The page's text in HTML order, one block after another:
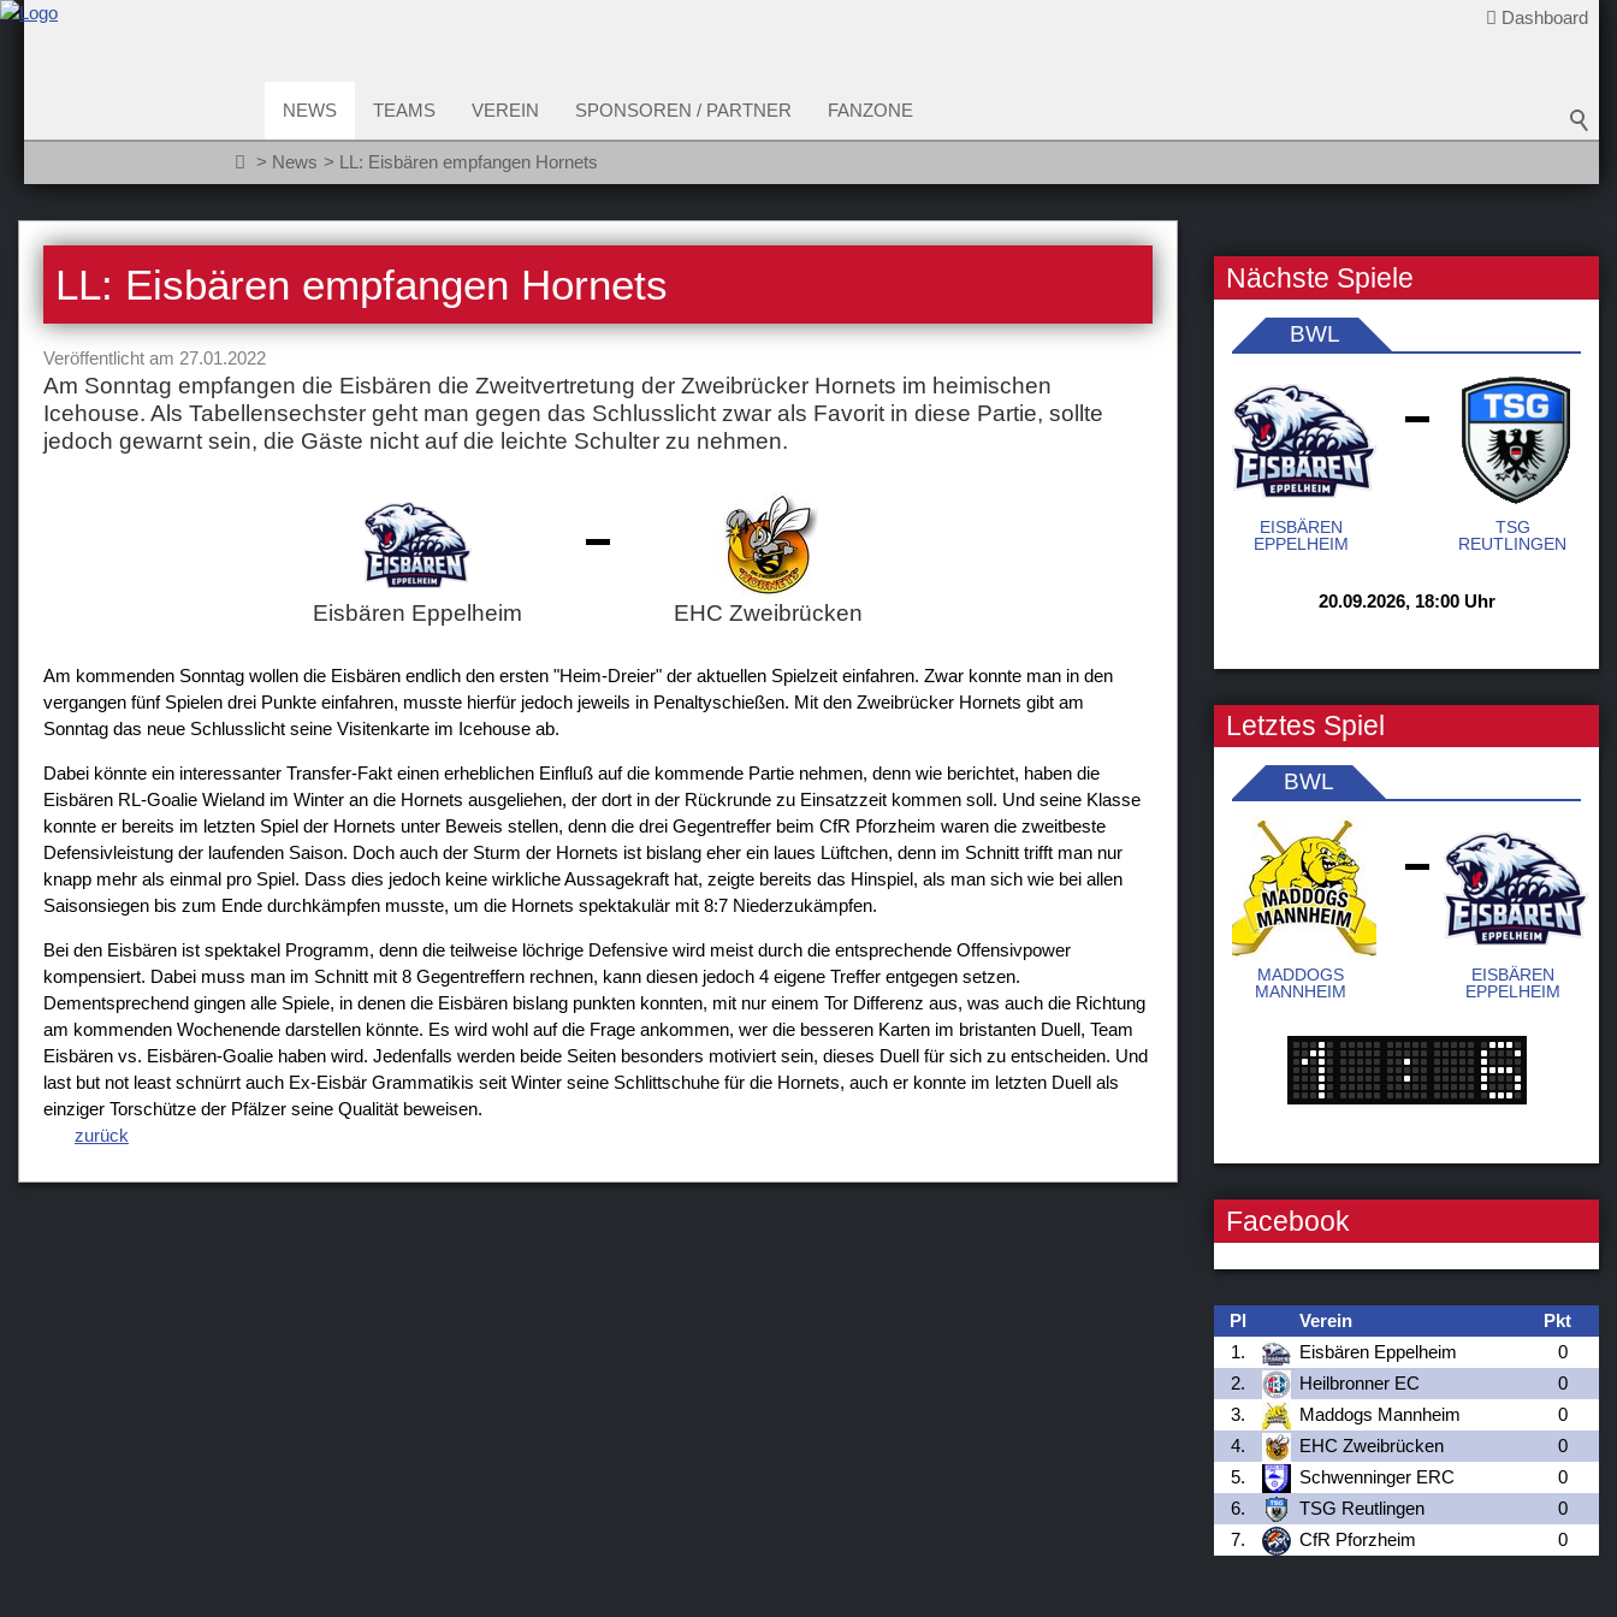
Dashboard
NEWS TEAMS VEREIN SPONSOREN / PARTNER FANZONE
News LL: Eisbären empfangen Hornets
LL: Eisbären empfangen Hornets
Veröffentlicht am 27.01.2022
Am Sonntag empfangen die Eisbären die Zweitvertretung der Zweibrücker Hornets im heimischen
Icehouse. Als Tabellensechster geht man gegen das Schlusslicht zwar als Favorit in diese Partie, sollte
jedoch gewarnt sein, die Gäste nicht auf die leichte Schulter zu nehmen.
Eisbären Eppelheim EHC Zweibrücken
Am kommenden Sonntag wollen die Eisbären endlich den ersten "Heim-Dreier" der aktuellen Spielzeit einfahren. Zwar konnte man in den
vergangen fünf Spielen drei Punkte einfahren, musste hierfür jedoch jeweils in Penaltyschießen. Mit den Zweibrücker Hornets gibt am
Sonntag das neue Schlusslicht seine Visitenkarte im Icehouse ab.
Dabei könnte ein interessanter Transfer-Fakt einen erheblichen Einfluß auf die kommende Partie nehmen, denn wie berichtet, haben die
Eisbären RL-Goalie Wieland im Winter an die Hornets ausgeliehen, der dort in der Rückrunde zu Einsatzzeit kommen soll. Und seine Klasse
konnte er bereits im letzten Spiel der Hornets unter Beweis stellen, denn die drei Gegentreffer beim CfR Pforzheim waren die zweitbeste
Defensivleistung der laufenden Saison. Doch auch der Sturm der Hornets ist bislang eher ein laues Lüftchen, denn im Schnitt trifft man nur
knapp mehr als einmal pro Spiel. Dass dies jedoch keine wirkliche Aussagekraft hat, zeigte bereits das Hinspiel, als man sich wie bei allen
Saisonsiegen bis zum Ende durchkämpfen musste, um die Hornets spektakulär mit 8:7 Niederzukämpfen.
Bei den Eisbären ist spektakel Programm, denn die teilweise löchrige Defensive wird meist durch die entsprechende Offensivpower
kompensiert. Dabei muss man im Schnitt mit 8 Gegentreffern rechnen, kann diesen jedoch 4 eigene Treffer entgegen setzen.
Dementsprechend gingen alle Spiele, in denen die Eisbären bislang punkten konnten, mit nur einem Tor Differenz aus, was auch die Richtung
am kommenden Wochenende darstellen könnte. Es wird wohl auf die Frage ankommen, wer die besseren Karten im bristanten Duell, Team
Eisbären vs. Eisbären-Goalie haben wird. Jedenfalls werden beide Seiten besonders motiviert sein, dieses Duell für sich zu entscheiden. Und
last but not least schnürrt auch Ex-Eisbär Grammatikis seit Winter seine Schlittschuhe für die Hornets, auch er konnte im letzten Duell als
einziger Torschütze der Pfälzer seine Qualität beweisen.
zurück
Nächste Spiele
BWL
EISBÄREN
EPPELHEIM
-
TSG
REUTLINGEN
20.09.2026, 18:00 Uhr
Letztes Spiel
BWL
MADDOGS
MANNHEIM
-
EISBÄREN
EPPELHEIM
Facebook
Pl Verein
Pkt
1.
Eisbären Eppelheim
0
2.
Heilbronner EC
0
3.
Maddogs Mannheim
0
4.
EHC Zweibrücken
0
5.
Schwenninger ERC
0
6.
TSG Reutlingen
0
7.
CfR Pforzheim 0